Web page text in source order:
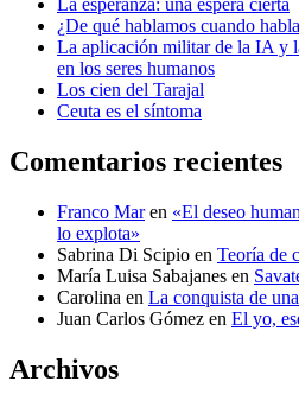
La esperanza: una espera cierta
¿De qué hablamos cuando
La aplicación militar de la IA y
en los seres humanos
Los cien del Tarajal
Ceuta es el síntoma
Comentarios recientes
Franco Maren «El deseo
lo explota»
Sabrina Di Scipio en Teoría de
María Luisa Sabajanes en
Carolina en La conquista de
Juan Carlos Gómez en El yo,
Archivos